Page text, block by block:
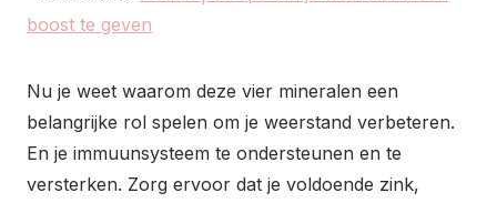
boost te geven
Nu je weet waarom deze vier mineralen een
belangrijke rol spelen om je weerstand verbeteren.
En je immuunsysteem te ondersteunen en te
versterken. Zorg ervoor dat je voldoende zink,